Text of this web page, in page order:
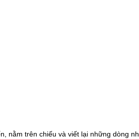
nằm trên chiếu và viết lại những dòng